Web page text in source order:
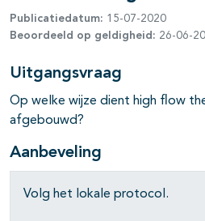
Publicatiedatum: 15-07-2020
Beoordeeld op geldigheid: 26-06-
Uitgangsvraag
Op welke wijze dient high flow
afgebouwd?
Aanbeveling
Volg het lokale protocol.